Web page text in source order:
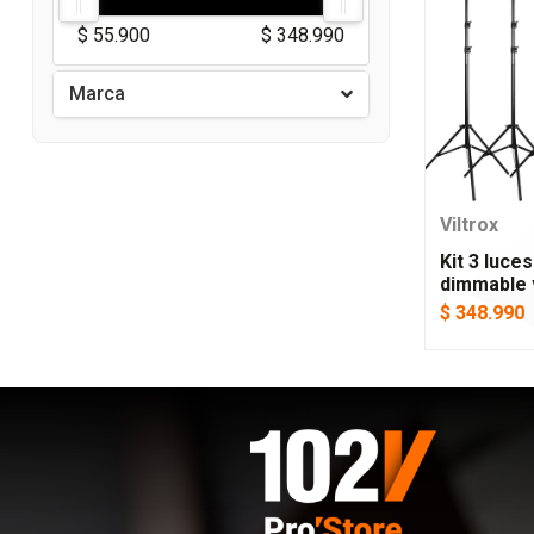
$ 55.900 $ 348.990
Marca
Viltrox
Kit 3
$ 348.990